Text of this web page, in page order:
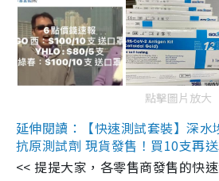
點擊圖片放大
延伸閱讀：【快速測試套裝】深
抗原測試劑 現貨發售！買10支再
<< 提提大家，各零售商發售的快